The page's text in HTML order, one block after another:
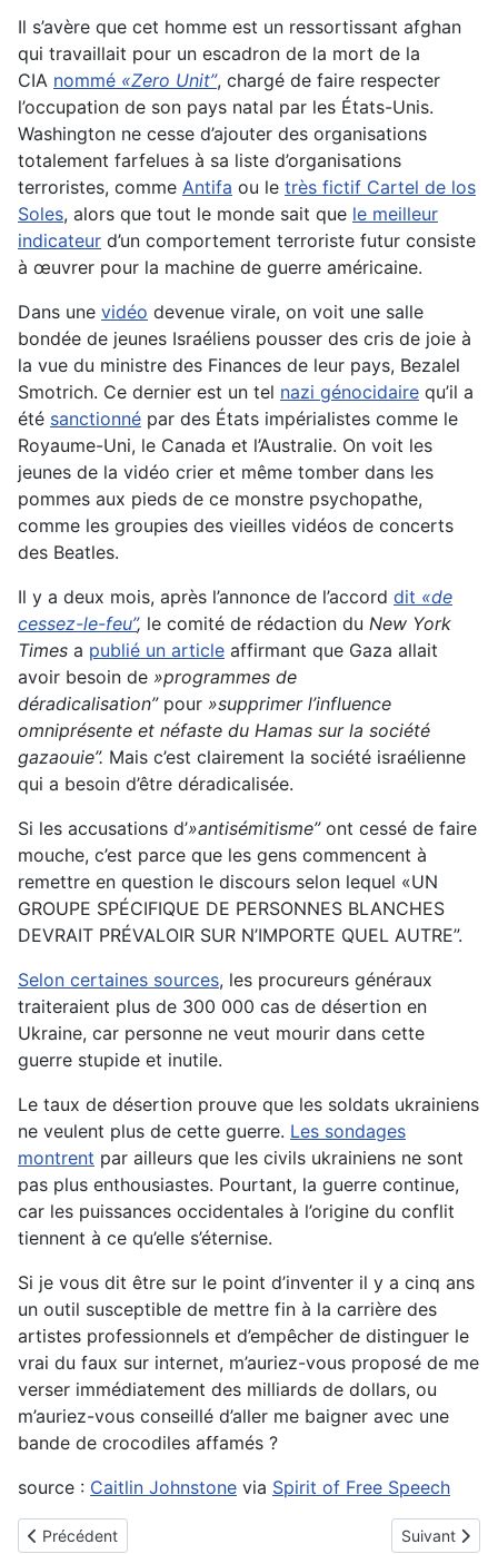
Il s’avère que cet homme est un ressortissant afghan
qui travaillait pour un escadron de la mort de la
CIA nommé «Zero Unit”, chargé de faire respecter
l’occupation de son pays natal par les États-Unis.
Washington ne cesse d’ajouter des organisations
totalement farfelues à sa liste d’organisations
terroristes, comme Antifa ou le très fictif Cartel de los
Soles, alors que tout le monde sait que le meilleur
indicateur d’un comportement terroriste futur consiste
à œuvrer pour la machine de guerre américaine.
Dans une vidéo devenue virale, on voit une salle
bondée de jeunes Israéliens pousser des cris de joie à
la vue du ministre des Finances de leur pays, Bezalel
Smotrich. Ce dernier est un tel nazi génocidaire qu’il a
été sanctionné par des États impérialistes comme le
Royaume-Uni, le Canada et l’Australie. On voit les
jeunes de la vidéo crier et même tomber dans les
pommes aux pieds de ce monstre psychopathe,
comme les groupies des vieilles vidéos de concerts
des Beatles.
Il y a deux mois, après l’annonce de l’accord dit «de
cessez-le-feu”, le comité de rédaction du New York
Times a publié un article affirmant que Gaza allait
avoir besoin de »programmes de
déradicalisation”pour »supprimer l’influence
omniprésente et néfaste du Hamas sur la société
gazaouie”. Mais c’est clairement la société israélienne
qui a besoin d’être déradicalisée.
Si les accusations d’»antisémitisme”ont cessé de faire
mouche, c’est parce que les gens commencent à
remettre en question le discours selon lequel «UN
GROUPE SPÉCIFIQUE DE PERSONNES BLANCHES
DEVRAIT PRÉVALOIR SUR N’IMPORTE QUEL AUTRE”.
Selon certaines sources, les procureurs généraux
traiteraient plus de 300 000 cas de désertion en
Ukraine, car personne ne veut mourir dans cette
guerre stupide et inutile.
Le taux de désertion prouve que les soldats ukrainiens
ne veulent plus de cette guerre. Les sondages
montrent par ailleurs que les civils ukrainiens ne sont
pas plus enthousiastes. Pourtant, la guerre continue,
car les puissances occidentales à l’origine du conflit
tiennent à ce qu’elle s’éternise.
Si je vous dit être sur le point d’inventer il y a cinq ans
un outil susceptible de mettre fin à la carrière des
artistes professionnels et d’empêcher de distinguer le
vrai du faux sur internet, m’auriez-vous proposé de me
verser immédiatement des milliards de dollars, ou
m’auriez-vous conseillé d’aller me baigner avec une
bande de crocodiles affamés ?
source : Caitlin Johnstone via Spirit of Free Speech
Article précédent : Le retrait de la Confédération du Sahel de la
Précédent Article
Suivant